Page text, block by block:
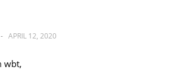
- APRIL 12, 2020
wbt,